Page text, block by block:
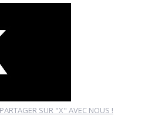
SUR "X" AVEC NOUS !